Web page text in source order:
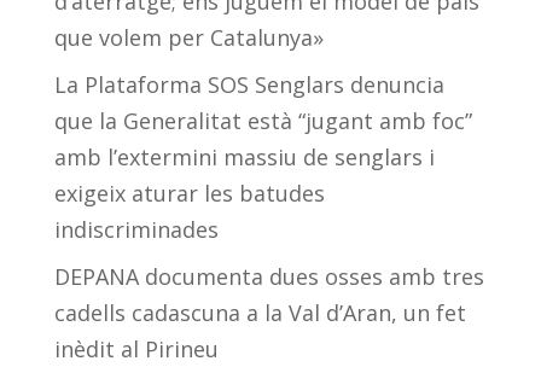
que volem per Catalunya»
La Plataforma SOS Senglars denuncia
que la Generalitat està “jugant amb foc”
amb l’extermini massiu de senglars i
exigeix aturar les batudes
indiscriminades
DEPANA documenta dues osses amb tres
cadells cadascuna a la Val d’Aran, un fet
inèdit al Pirineu